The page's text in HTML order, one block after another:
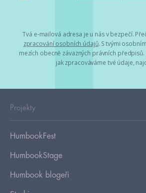
Tvá e-mailová adresa je u nás v bezpečí.
zpracování osobních údajů. S tvými
mezích obecně závazných právních
jak zpracováváme tvé údaje,
Projekty
HumbookFest
HumbookStage
Humbook blogeři